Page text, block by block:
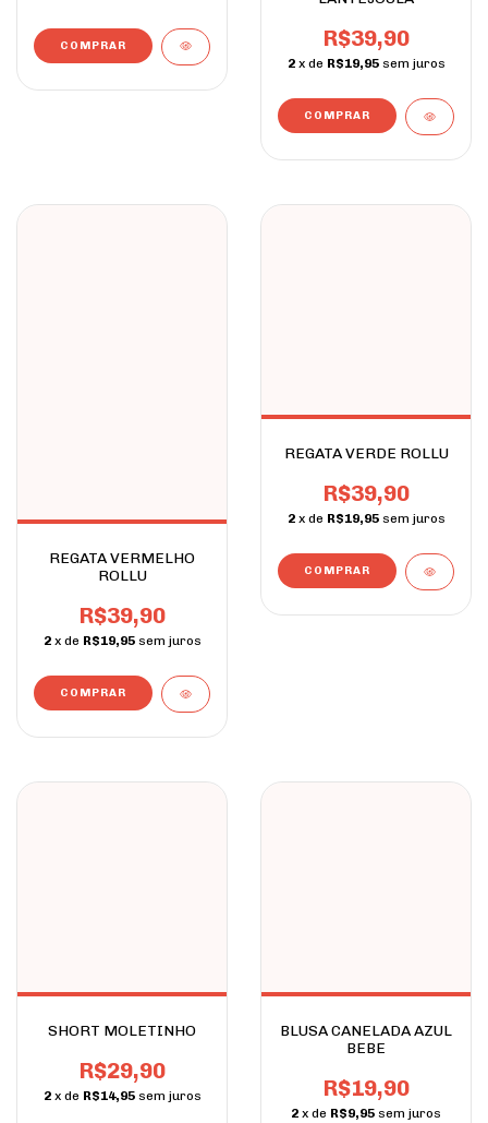
COMPRAR R$39,90
2 x de R$19,95 sem juros
COMPRAR
REGATA VERMELHO
ROLLU
R$39,90
2 x de R$19,95 sem juros
COMPRAR
REGATA VERDE ROLLU
R$39,90
2 x de R$19,95 sem juros
COMPRAR
SHORT MOLETINHO
R$29,90
2 x de R$14,95 sem juros
BLUSA CANELADA AZUL
BEBE
R$19,90
2 x de R$9,95 sem juros